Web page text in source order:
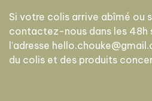
Si votre colis arrive abîmé ou
contactez-nous dans les 48h
l’adresse
du colis et des produits